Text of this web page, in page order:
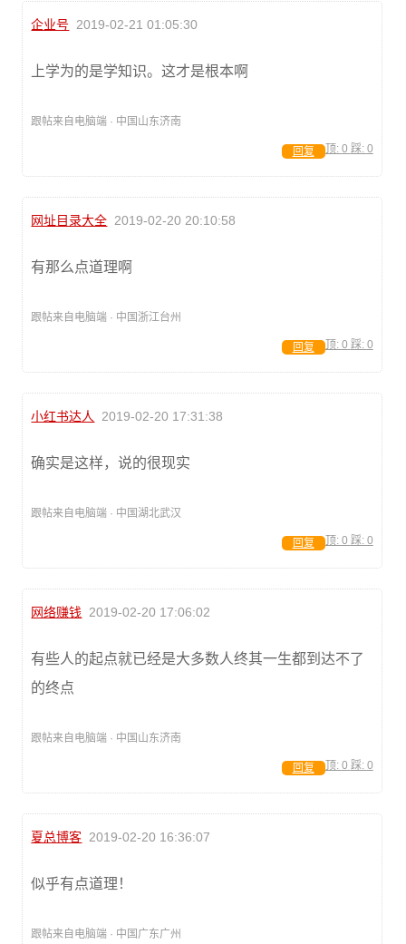
企业号 2019-02-21 01:05:30
上学为的是学知识。这才是根本啊
跟帖来自电脑端 · 中国山东济南
顶: 0 踩: 0
回复
网址目录大全 2019-02-20 20:10:58
有那么点道理啊
跟帖来自电脑端 · 中国浙江台州
顶: 0 踩: 0
回复
小红书达人 2019-02-20 17:31:38
确实是这样，说的很现实
跟帖来自电脑端 · 中国湖北武汉
顶: 0 踩: 0
回复
网络赚钱 2019-02-20 17:06:02
有些人的起点就已经是大多数人终其一生都到达不了
的终点
跟帖来自电脑端 · 中国山东济南
顶: 0 踩: 0
回复
夏总博客 2019-02-20 16:36:07
似乎有点道理！
跟帖来自电脑端 · 中国广东广州